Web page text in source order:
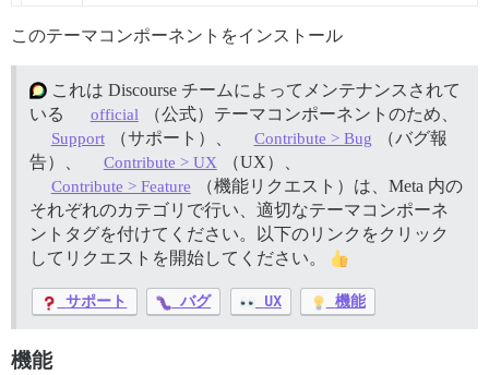
このテーマコンポーネントをインストール
これは Discourse チームによってメンテナンスされて
いる
official （公式）テーマコンポーネントのため、
Support （サポート）、 Contribute > Bug
（バグ報
告）、
Contribute > UX （UX）、
Contribute > Feature
（機能リクエスト）は、Meta 内の
それぞれのカテゴリで行い、適切なテーマコンポーネ
ントタグを付けてください。以下のリンクをクリック
してリクエストを開始してください。
サポート バグ UX 機能
機能